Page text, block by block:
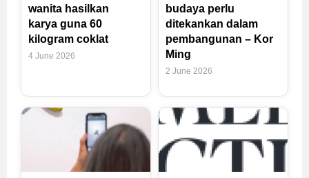
wanita hasilkan
karya guna 60
kilogram coklat
4 June 2026
budaya perlu
ditekankan dalam
pembangunan – Kor
Ming
2 June 2026